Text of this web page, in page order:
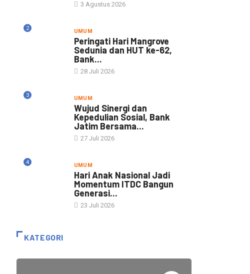
3 Agustus 2026
2 UMUM
Peringati Hari Mangrove
Sedunia dan HUT ke-62,
Bank...
28 Juli 2026
3 UMUM
Wujud Sinergi dan
Kepedulian Sosial, Bank
Jatim Bersama...
27 Juli 2026
4 UMUM
Hari Anak Nasional Jadi
Momentum ITDC Bangun
Generasi...
23 Juli 2026
KATEGORI